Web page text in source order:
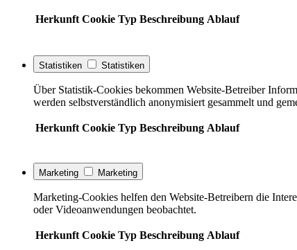
Herkunft Cookie Typ Beschreibung Ablauf
Statistiken Statistiken
Über Statistik-Cookies bekommen Website-Betreiber
werden selbstverständlich anonymisiert gesammelt und
Herkunft Cookie Typ Beschreibung Ablauf
Marketing Marketing
Marketing-Cookies helfen den Website-Betreibern die
oder Videoanwendungen beobachtet.
Herkunft Cookie Typ Beschreibung Ablauf